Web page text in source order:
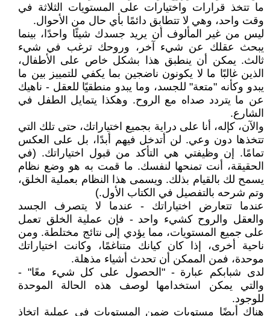
ما تتخذ قرارات واختيارات على المستويات الثلاثة في
وقت واحد، وهي لا تتطابق دائمًا بأي حال من الأحوال.
ليس من غير المألوف أن يريد جسدك شيئًا واحدًا، بينما
يبحث عقلك عن شيء آخر، وروحك ترغب في شيء
ثالث. يمكن أن ينطبق هذا بشكل خاص على الأطفال،
الذين غالبًا ما لا يكونون ناضجين بما يكفي للتمييز بين ما
يبدو وكأنه "متعة" للجسد، وما يبدو منطقيًا للعقل - ناهيك
عن ما يتردد صداه مع الروح. وهكذا يتمايل الطفل في
الشارع.
والآن، كإله، أنا على دراية بجميع اختياراتك، حتى تلك التي
تتخذها دون وعي. لن أتدخل فيهم أبدًا، بل على العكس
تمامًا. إن وظيفتي هي التأكد من قبول اختياراتك. (في
الحقيقة، أنت تمنحها لنفسك. ما قمت به هو وضع نظام
يسمح لك بالقيام بذلك. ويسمى هذا النظام بعملية الخلق،
وتم شرحه بالتفصيل في الكتاب الأول.)
عندما تتعارض اختياراتك - عندما لا يتصرف الجسد
والعقل والروح كشيء واحد - فإن عملية الخلق تعمل
على جميع المستويات، مما يؤدي إلى نتائج مختلطة. ومن
ناحية أخرى، إذا كان كيانك متناغمًا، وكانت اختياراتك
موحدة، فمن الممكن أن تحدث أشياء مذهلة.
لدى شبابكم عبارة - "الحصول على كل شيء معًا" -
والتي يمكن استخدامها لوصف هذه الحالة الموحدة
للوجود.
هناك أيضًا مستويات ضمن المستويات في عملية اتخاذ